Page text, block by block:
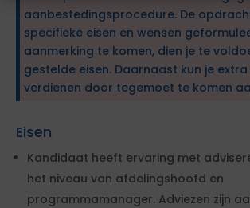
aanbestedingsprocedure. De
specifieke eisen en wensen
aanmerking te komen, dien je te
gestelde eisen. Daarnaast kun je
verdienen door tegemoet te komen
Eisen
Kandidaat heeft ervaring met
het niveau van afdelingshoofd en
programmamanager. Adviezen zijn